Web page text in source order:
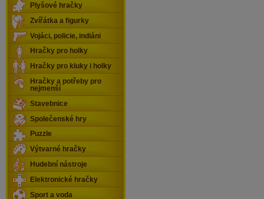
Plyšové hračky
Zvířátka a figurky
Vojáci, policie, indiáni
Hračky pro holky
Hračky pro kluky i holky
Hračky a potřeby pro
nejmenší
Stavebnice
Společenské hry
Puzzle
Výtvarné hračky
Hudební nástroje
Elektronické hračky
Sport a voda